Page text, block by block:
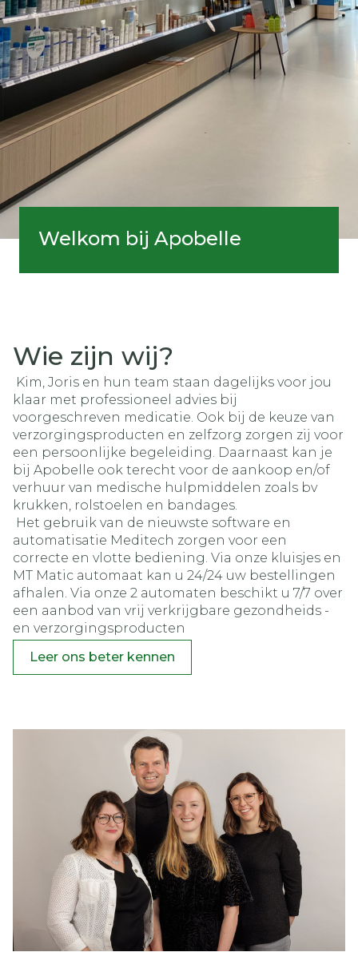
Welkom bij Apobelle
Wie zijn wij?
Kim, Joris en hun team staan dagelijks voor jou
klaar met professioneel advies bij
voorgeschreven medicatie. Ook bij de keuze van
verzorgingsproducten en zelfzorg zorgen zij voor
een persoonlijke begeleiding. Daarnaast kan je
bij Apobelle ook terecht voor de aankoop en/of
verhuur van medische hulpmiddelen zoals bv
krukken, rolstoelen en bandages.
Het gebruik van de nieuwste software en
automatisatie Meditech zorgen voor een
correcte en vlotte bediening. Via onze kluisjes en
MT Matic automaat kan u 24/24 uw bestellingen
afhalen. Via onze 2 automaten beschikt u 7/7 over
een aanbod van vrij verkrijgbare gezondheids -
en verzorgingsproducten
Leer ons beter kennen